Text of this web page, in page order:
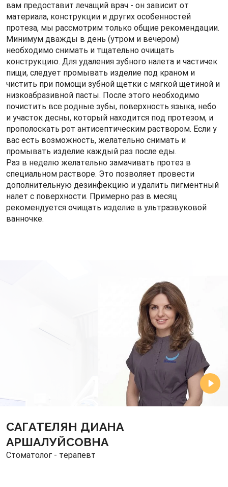
вам предоставит лечащий врач - он зависит от
материала, конструкции и других особенностей
протеза, мы рассмотрим только общие рекомендации.
Минимум дважды в день (утром и вечером)
необходимо снимать и тщательно очищать
конструкцию. Для удаления зубного налета и частичек
пищи, следует промывать изделие под краном и
чистить при помощи зубной щетки с мягкой щетиной и
низкоабразивной пасты. После этого необходимо
почистить все родные зубы, поверхность языка, небо
и участок десны, который находится под протезом, и
прополоскать рот антисептическим раствором. Если у
вас есть возможность, желательно снимать и
промывать изделие каждый раз после еды.
Раз в неделю желательно замачивать протез в
специальном растворе. Это позволяет провести
дополнительную дезинфекцию и удалить пигментный
налет с поверхности. Примерно раз в месяц
рекомендуется очищать изделие в ультразвуковой
ванночке.
САГАТЕЛЯН ДИАНА
АРШАЛУЙСОВНА
Стоматолог - терапевт